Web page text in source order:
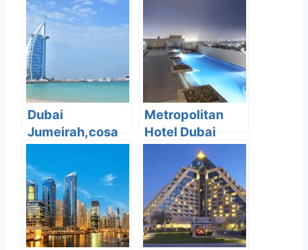
Dubai
Jumeirah,cosa
vedere , 7
migliori luoghi
da visitare a
Dubai
Metropolitan
Hotel Dubai